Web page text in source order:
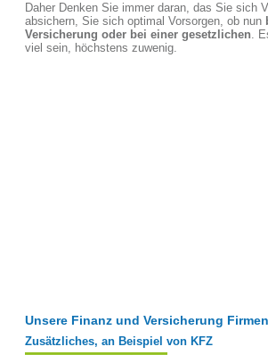
Daher Denken Sie immer daran, das Sie sich
absichern, Sie sich optimal Vorsorgen, ob nun
Versicherung oder bei einer gesetzlichen.
viel sein, höchstens zuwenig.
Unsere Finanz und Versicherung
Zusätzliches, an Beispiel von KFZ